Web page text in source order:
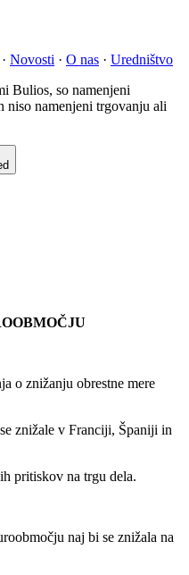
· Novosti · O nas · Uredništvo
Bulios, so namenjeni
namenjeni trgovanju ali
o znižanju obrestne mere
znižale v Franciji, Španiji in
pritiskov na trgu dela.
naj bi se znižala na